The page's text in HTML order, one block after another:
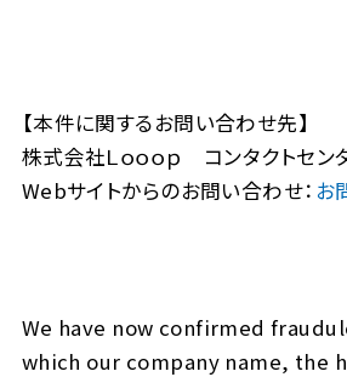
【本件に関するお問い合わせ先】
株式会社Ｌｏｏｏｐ コンタクトセン
Webサイトからのお問い合わせ： お
We have now confirmed
which our company name, the